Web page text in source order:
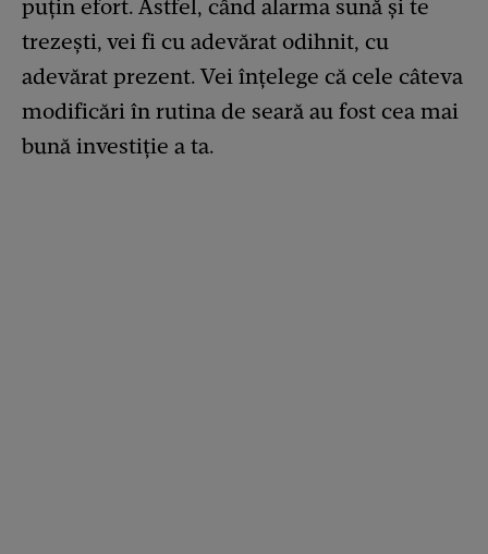
puțin efort. Astfel, când alarma sună și te
trezești, vei fi cu adevărat odihnit, cu
adevărat prezent. Vei înțelege că cele câteva
modificări în rutina de seară au fost cea mai
bună investiție a ta.